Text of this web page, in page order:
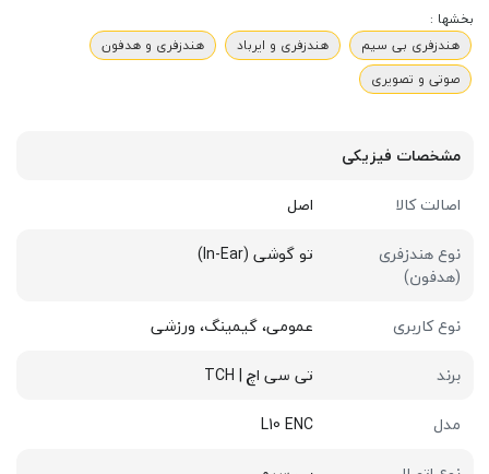
بخشها :
هندزفری بی سیم
هندزفری و ایرباد
هندزفری و هدفون
صوتی و تصویری
مشخصات فیزیکی
اصالت کالا
اصل
نوع هندزفری
(هدفون)
تو گوشی (In-Ear)
نوع کاربری
عمومی، گیمینگ، ورزشی
برند
تی سی اچ | TCH
مدل
L10 ENC